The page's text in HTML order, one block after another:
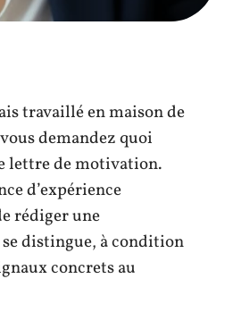
travaillé en maison de
demandez quoi
lettre de motivation.
d’expérience
rédiger une
distingue, à condition
concrets au